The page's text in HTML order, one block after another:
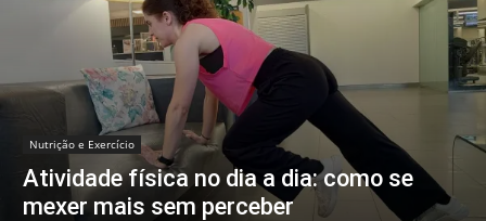
Nutrição e Exercício
Atividade física no dia a dia: como se
mexer mais sem perceber